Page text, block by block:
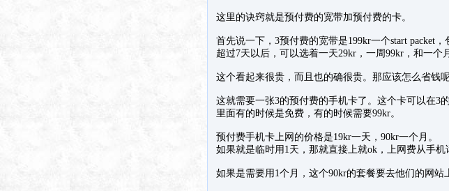
这里的诀窍就是预付费的宽带加预付费的卡。
首先说一下，3预付费的宽带是199kr一个start packet
超过7天以后，可以选着一天29kr，一周99kr，和一个月
这个看起来很贵，而且也的确很贵。那应该怎么省钱
这就需要一张3的预付费的手机卡了。这个卡可以在3
里面有的时候是免费，有的时候需要99kr。
预付费手机卡上网的价格是19kr一天，90kr一个月。
如果就是临时用1天，那就直接上就ok，上网费从手机
如果是需要用1个月，这个90kr的套餐要去他们的网